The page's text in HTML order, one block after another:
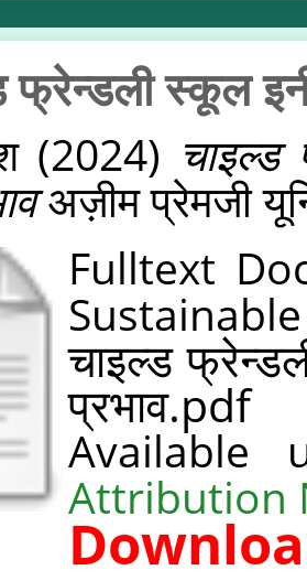
फ्रेन्डली स्कूल
(2024)
अज़ीम प्रेमजी
Fulltext
चाइल्ड
प्रभाव.pdf
Available
Attribution